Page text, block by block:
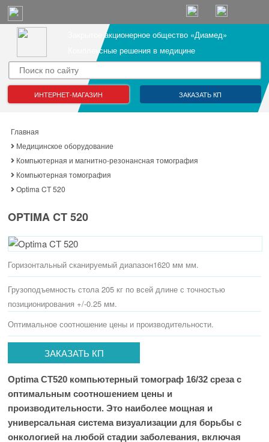
Закрытое акционерное общество «Диамед»
Комплексные решения в медицине
ИНТЕРНЕТ-МАГАЗИН ЗАКАЗАТЬ КП
Главная
Медицинское оборудование
Компьютерная и магнитно-резонансная томография
Компьютерная томография
Optima CT 520
OPTIMA CT 520
Горизонтальный сканируемый диапазон1620 мм мм.
Грузоподъемность стола 205 кг по всей длине с точностью
позиционирования +/-0.25 мм.
Оптимальное соотношение цены и производительности.
ЗАКАЗАТЬ КП
Optima CT520 компьютерный томограф 16/32 среза с
оптимальным соотношением цены и
производительности. Это наиболее мощная и
универсальная система визуализации для борьбы с
онкологией на любой стадии заболевания, включая